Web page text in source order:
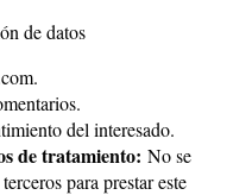
de datos
del interesado.
de tratamiento: No se
para prestar este